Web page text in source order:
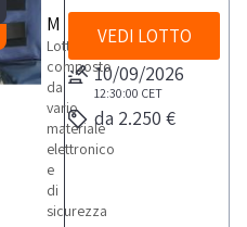
Lotto
composto
da
vario
materiale
elettronico
e
di
sicurezza
VEDI LOTTO
10/09/2026
12:30:00 CET
da 2.250 €